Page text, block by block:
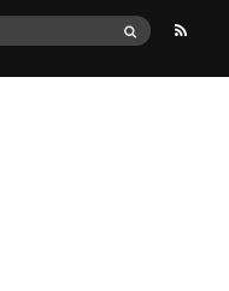
SEARCH